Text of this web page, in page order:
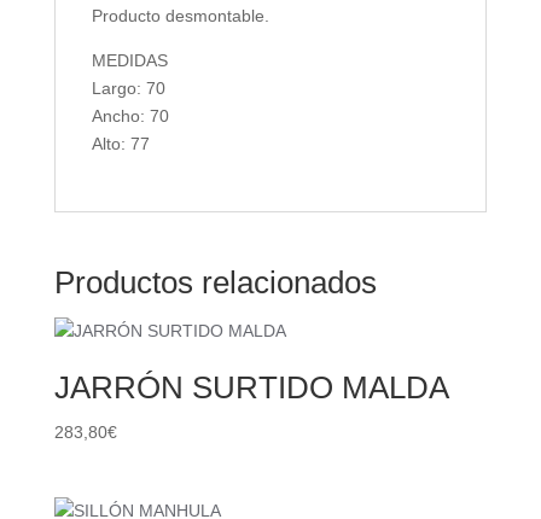
Producto desmontable.
MEDIDAS
Largo: 70
Ancho: 70
Alto: 77
Productos relacionados
JARRÓN SURTIDO MALDA
283,80€